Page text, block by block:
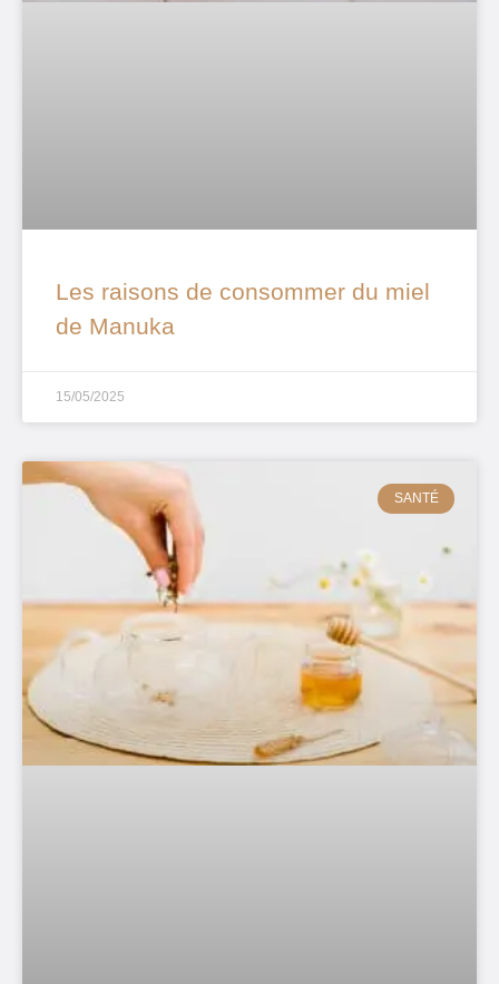
Les raisons de consommer du miel
de Manuka
15/05/2025
SANTÉ